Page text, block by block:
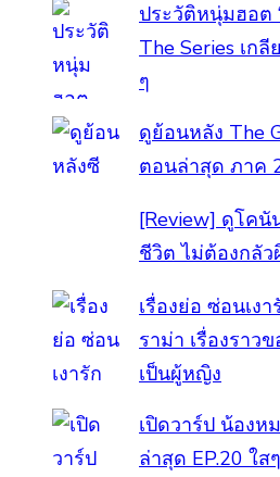
ประวัติหนุ่มฮอต
The Series เก
ๆ
ดูย้อนหลัง The
ตอนล่าสุด ภาค
[Review] ดูโค
ชีวิต ไม่ต้องกลั
เรื่องย่อ ซ่อนเง
ราม่า เรื่องราว
เป็นผู้หญิง
เปิดวาร์ป น้องห
ล่าสุด EP.20 ใ